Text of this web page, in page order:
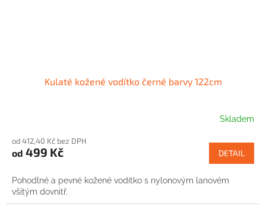
Kulaté kožené vodítko černé barvy 122cm
Skladem
od 412,40 Kč bez DPH
od 499 Kč DETAIL
Pohodlné a pevné kožené vodítko s nylonovým lanovém
všitým dovnitř.